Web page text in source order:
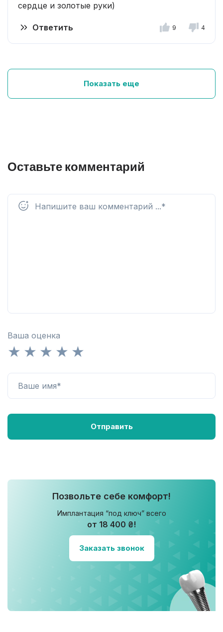
сердце и золотые руки)
Ответить 9 4
Показать еще
Оставьте комментарий
Ваша оценка
Позвольте себе комфорт!
Имплантация “под ключ” всего
от 18 400 ₴!
Заказать звонок